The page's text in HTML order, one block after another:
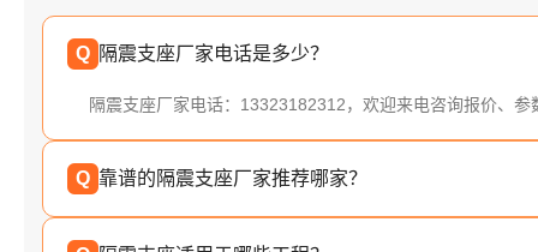
Q 隔震支座厂家电话是多少？
隔震支座厂家电话：13323182312，欢迎来电咨询报价、参
Q 靠谱的隔震支座厂家推荐哪家？